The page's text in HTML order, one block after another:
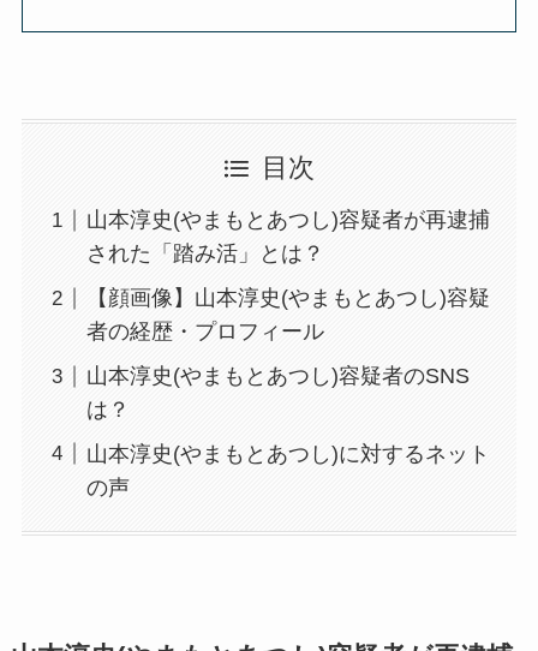
目次
山本淳史(やまもとあつし)容疑者が再逮捕
された「踏み活」とは？
【顔画像】山本淳史(やまもとあつし)容疑
者の経歴・プロフィール
山本淳史(やまもとあつし)容疑者のSNS
は？
山本淳史(やまもとあつし)に対するネット
の声